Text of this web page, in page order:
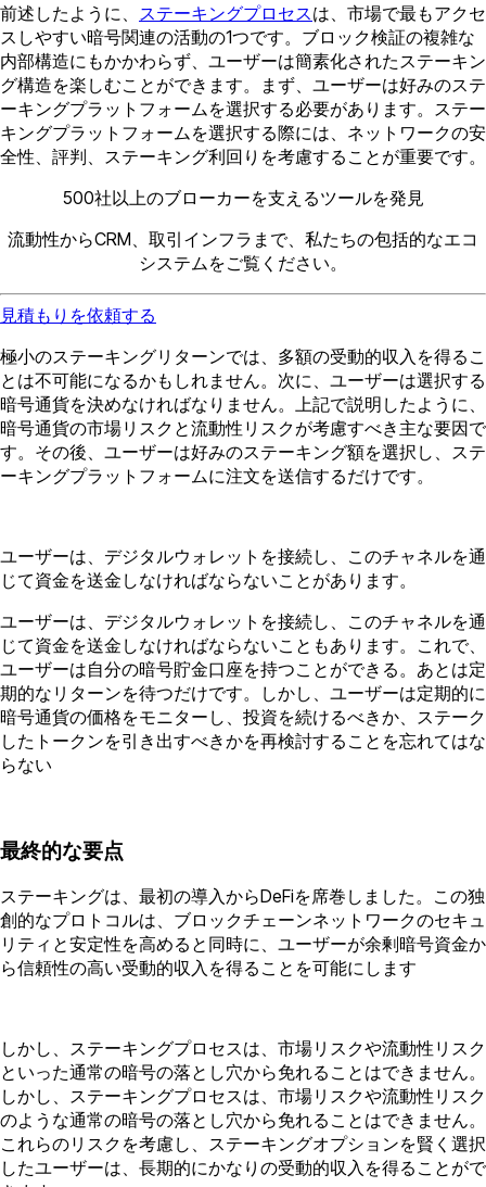
前述したように、 ステーキングプロセスは、市場で最もアクセ
スしやすい暗号関連の活動の1つです。ブロック検証の複雑な
内部構造にもかかわらず、ユーザーは簡素化されたステーキン
グ構造を楽しむことができます。まず、ユーザーは好みのステ
ーキングプラットフォームを選択する必要があります。ステー
キングプラットフォームを選択する際には、ネットワークの安
全性、評判、ステーキング利回りを考慮することが重要です。
500社以上のブローカーを支えるツールを発見
流動性からCRM、取引インフラまで、私たちの包括的なエコ
システムをご覧ください。
見積もりを依頼する
極小のステーキングリターンでは、多額の受動的収入を得るこ
とは不可能になるかもしれません。次に、ユーザーは選択する
暗号通貨を決めなければなりません。上記で説明したように、
暗号通貨の市場リスクと流動性リスクが考慮すべき主な要因で
す。その後、ユーザーは好みのステーキング額を選択し、ステ
ーキングプラットフォームに注文を送信するだけです。
ユーザーは、デジタルウォレットを接続し、このチャネルを通
じて資金を送金しなければならないことがあります。
ユーザーは、デジタルウォレットを接続し、このチャネルを通
じて資金を送金しなければならないこともあります。これで、
ユーザーは自分の暗号貯金口座を持つことができる。あとは定
期的なリターンを待つだけです。しかし、ユーザーは定期的に
暗号通貨の価格をモニターし、投資を続けるべきか、ステーク
したトークンを引き出すべきかを再検討することを忘れてはな
らない
最終的な要点
ステーキングは、最初の導入からDeFiを席巻しました。この独
創的なプロトコルは、ブロックチェーンネットワークのセキュ
リティと安定性を高めると同時に、ユーザーが余剰暗号資金か
ら信頼性の高い受動的収入を得ることを可能にします
しかし、ステーキングプロセスは、市場リスクや流動性リスク
といった通常の暗号の落とし穴から免れることはできません。
しかし、ステーキングプロセスは、市場リスクや流動性リスク
のような通常の暗号の落とし穴から免れることはできません。
これらのリスクを考慮し、ステーキングオプションを賢く選択
したユーザーは、長期的にかなりの受動的収入を得ることがで